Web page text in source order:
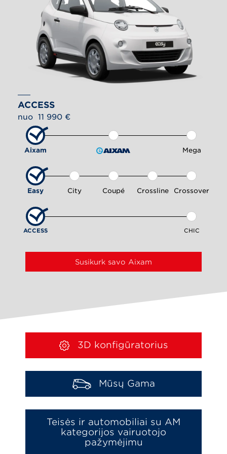
ACCESS
nuo  11 990 €
Aixam Mega
Easy City Coupé Crossline Crossover
ACCESS CHIC
Susikurk savo Aixam
3D konfigūratorius
Mūsų Gama
Teisės ir automobiliai su AM
kategorijos vairuotojo
pažymėjimu